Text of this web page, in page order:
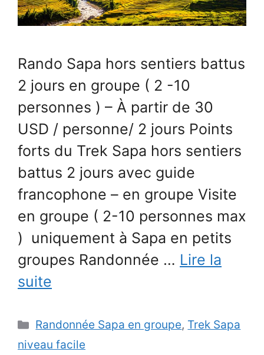
Rando Sapa hors sentiers battus
2 jours en groupe ( 2 -10
personnes ) – À partir de 30
USD / personne/ 2 jours Points
forts du Trek Sapa hors sentiers
battus 2 jours avec guide
francophone – en groupe Visite
en groupe ( 2-10 personnes max
) uniquement à Sapa en petits
groupes Randonnée … Lire la
suite
Catégories
Randonnée Sapa en groupe, Trek Sapa
niveau facile